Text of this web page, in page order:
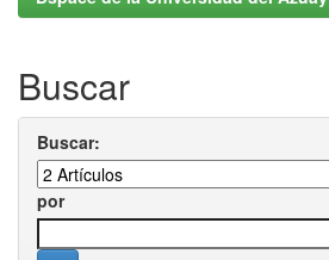
Buscar
Buscar:
por